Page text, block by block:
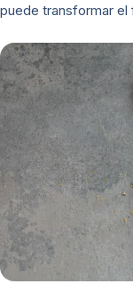
puede transformar